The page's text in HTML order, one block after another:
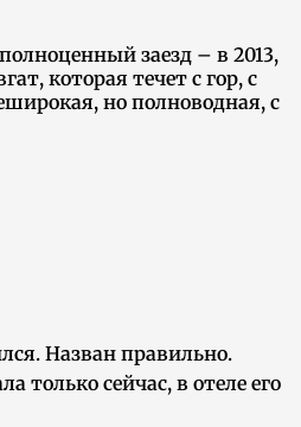
заезд – в 2013,
которая течет с гор, с
но полноводная, с
Назван правильно.
только сейчас, в отеле его